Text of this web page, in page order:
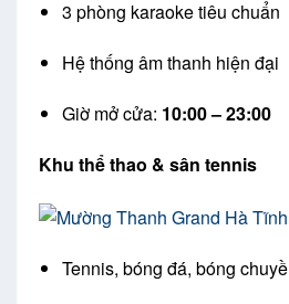
3 phòng karaoke tiêu chuẩn
Hệ thống âm thanh hiện đại
Giờ mở cửa: 10:00 – 23:00
Khu thể thao & sân tennis
Tennis, bóng đá, bóng